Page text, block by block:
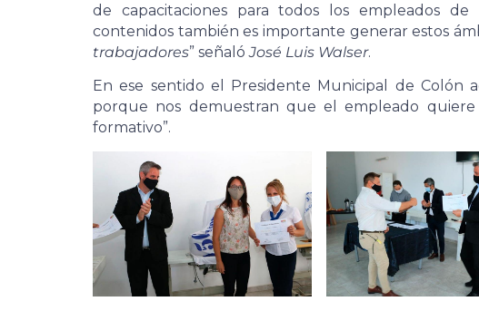
de capacitaciones para todos los empleados
contenidos también es importante generar estos
trabajadores” señalóJosé Luis Walser.
En ese sentido el Presidente Municipal de Colón
porque nos demuestran que el empleado
formativo”.